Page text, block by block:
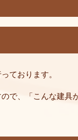
ております。
で、「こんな建具